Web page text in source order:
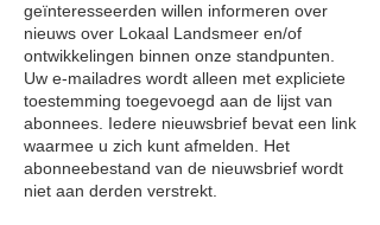
geïnteresseerden willen informeren over
nieuws over Lokaal Landsmeer en/of
ontwikkelingen binnen onze standpunten.
Uw e-mailadres wordt alleen met expliciete
toestemming toegevoegd aan de lijst van
abonnees. Iedere nieuwsbrief bevat een link
waarmee u zich kunt afmelden. Het
abonneebestand van de nieuwsbrief wordt
niet aan derden verstrekt.